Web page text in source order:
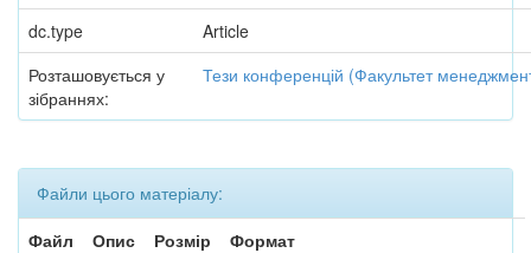
dc.type
Article
Розташовується у
зібраннях:
Тези конференцій (Факультет
Файли цього матеріалу:
Файл
Опис Розмір
Формат